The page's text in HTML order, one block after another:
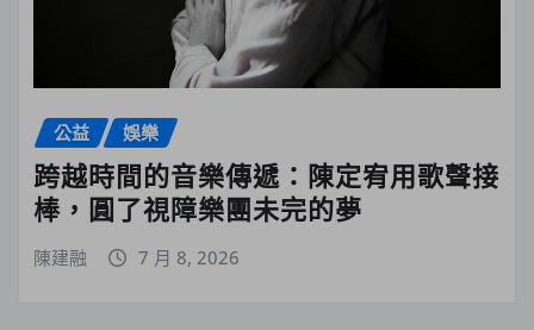
公益 娛樂
跨越時間的音樂傳遞：陳定宥用歌聲接
棒，圓了視障樂團未完的夢
陳建融 7 月 8, 2026